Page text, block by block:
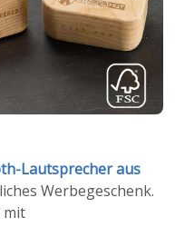
Lautsprecher aus
Werbegeschenk.
mit